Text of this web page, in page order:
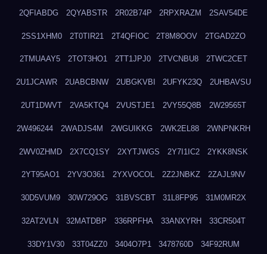
2QFIABDG 2QYABSTR 2R02B74P 2RPXRAZM 2SAV54DE
2SS1XHM0 2T0TIR21 2T4QFIOC 2T8M8OOV 2TGAD2ZO
2TMUAAY5 2TOT3HO1 2TT1JPJ0 2TVCNBU8 2TWC2CET
2U1JCAWR 2UABCBNW 2UBGKVBI 2UFYK23Q 2UHBAVSU
2UT1DWVT 2VA5KTQ4 2VUSTJE1 2VY55Q8B 2W29565T
2W496244 2WADJS4M 2WGUIKKG 2WK2EL88 2WNPNKRH
2WV0ZHMD 2X7CQ1SY 2XYTJWGS 2Y7I1IC2 2YKK8NSK
2YT95AO1 2YV3O361 2YXVOCOL 2Z2JNBKZ 2ZAJL9NV
30D5VUM9 30W729OG 31BVSCBT 31L8FP95 31M0MR2X
32AT2VLN 32MATDBP 336RPFHA 33ANXYRH 33CR504T
33DY1V30 33T04ZZ0 3404O7P1 3478760D 34F92RUM